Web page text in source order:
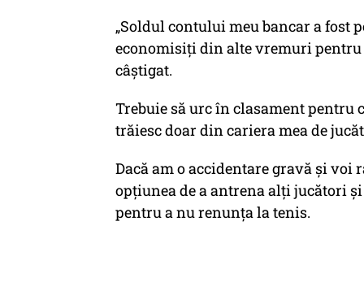
„Soldul contului meu bancar a fost
economisiți din alte vremuri
câștigat.
Trebuie să urc în clasament pentru
trăiesc doar din cariera mea de
Dacă am o accidentare gravă și voi
opțiunea de a antrena alți jucători
pentru a nu renunța la tenis.